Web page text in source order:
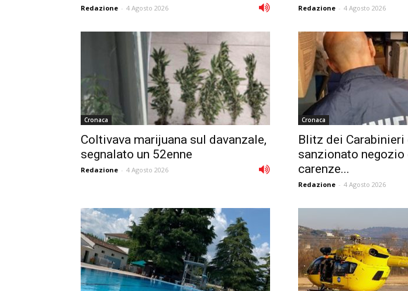
Redazione - 4 Agosto 2026 Redazione - 4 Agosto 2026
Cronaca
Coltivava marijuana sul davanzale,
segnalato un 52enne
Redazione - 4 Agosto 2026
Cronaca
Blitz dei Carabinieri
sanzionato negozio
carenze...
Redazione - 4 Agosto 2026